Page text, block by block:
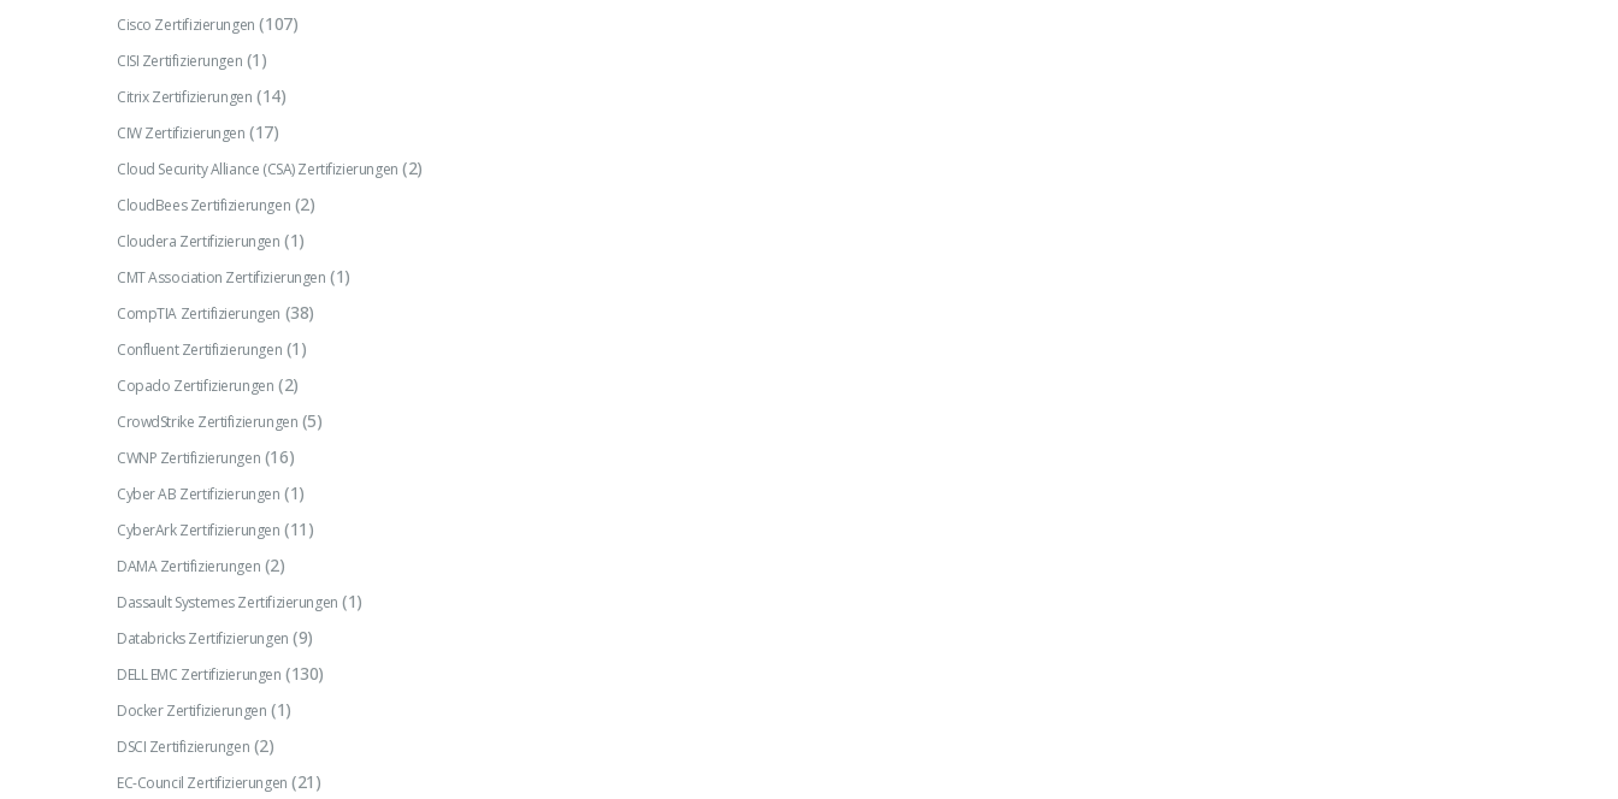
Cisco Zertifizierungen (107)
CISI Zertifizierungen (1)
Citrix Zertifizierungen (14)
CIW Zertifizierungen (17)
Cloud Security Alliance (CSA) Zertifizierungen (2)
CloudBees Zertifizierungen (2)
Cloudera Zertifizierungen (1)
CMT Association Zertifizierungen (1)
CompTIA Zertifizierungen (38)
Confluent Zertifizierungen (1)
Copado Zertifizierungen (2)
CrowdStrike Zertifizierungen (5)
CWNP Zertifizierungen (16)
Cyber AB Zertifizierungen (1)
CyberArk Zertifizierungen (11)
DAMA Zertifizierungen (2)
Dassault Systemes Zertifizierungen (1)
Databricks Zertifizierungen (9)
DELL EMC Zertifizierungen (130)
Docker Zertifizierungen (1)
DSCI Zertifizierungen (2)
EC-Council Zertifizierungen (21)